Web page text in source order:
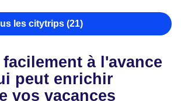
les citytrips (21)
facilement à l'avance
peut enrichir
vos vacances